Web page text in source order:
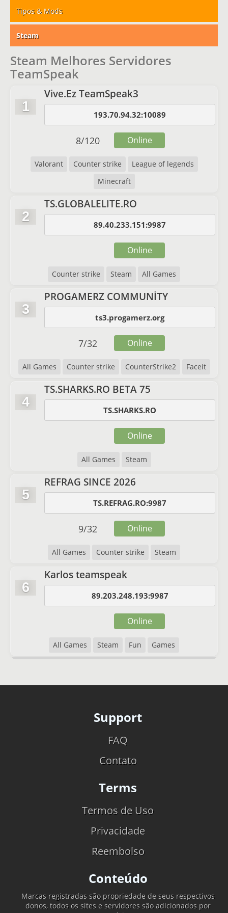
Tipos & Mods
Steam
Steam Melhores Servidores
TeamSpeak
1
Vive.Ez TeamSpeak3
193.70.94.32:10089
Valorant Counter strike
League of legends
Minecraft
8/120 Online
2
TS.GLOBALELITE.RO
89.40.233.151:9987
Counter strike Steam All Games
Online
3
PROGAMERZ COMMUNİTY
ts3.progamerz.org
All Games Counter strike CounterStrike2 Faceit
7/32 Online
4
TS.SHARKS.RO BETA 75
TS.SHARKS.RO
All Games Steam
Online
5
REFRAG SINCE 2026
TS.REFRAG.RO:9987
All Games Counter strike Steam
9/32 Online
6
Karlos teamspeak
89.203.248.193:9987
All Games Steam Fun Games
Online
Support
FAQ
Contato
Terms
Termos de Uso
Privacidade
Reembolso
Conteúdo
Marcas registradas são propriedade de seus respectivos
donos, todos os sites e servidores são adicionados por